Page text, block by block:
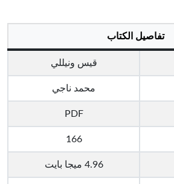
تفاصيل الكتاب
قيس ونيللي
محمد ناجي
PDF
166
4.96 ميجا بايت